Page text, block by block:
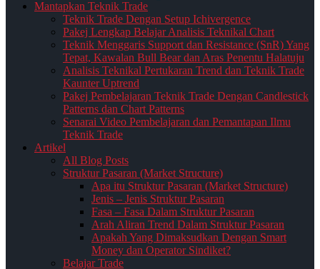
Mantapkan Teknik Trade
Teknik Trade Dengan Setup Ichivergence
Pakej Lengkap Belajar Analisis Teknikal Chart
Teknik Menggaris Support dan Resistance (SnR) Yang
Tepat, Kawalan Bull Bear dan Aras Penentu Halatuju
Analisis Teknikal Pertukaran Trend dan Teknik Trade
Kaunter Uptrend
Pakej Pembelajaran Teknik Trade Dengan Candlestick
Patterns dan Chart Patterns
Senarai Video Pembelajaran dan Pemantapan Ilmu
Teknik Trade
Artikel
All Blog Posts
Struktur Pasaran (Market Structure)
Apa itu Struktur Pasaran (Market Structure)
Jenis – Jenis Struktur Pasaran
Fasa – Fasa Dalam Struktur Pasaran
Arah Aliran Trend Dalam Struktur Pasaran
Apakah Yang Dimaksudkan Dengan Smart
Money dan Operator Sindiket?
Belajar Trade